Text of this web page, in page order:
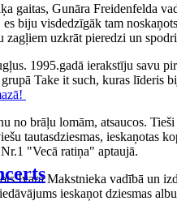
gaitas, Gunāra Freidenfelda
biju visdedzīgāk tam
uzkrāt pieredzi un
1995.gadā ierakstīju
Take it such, kuras līderis
brāļu lomām, atsaucos.
tautasdziesmas,
"Vecā ratiņa" aptaujā.
Ivara Makstnieka vadībā un
ieskaņot dziesmas